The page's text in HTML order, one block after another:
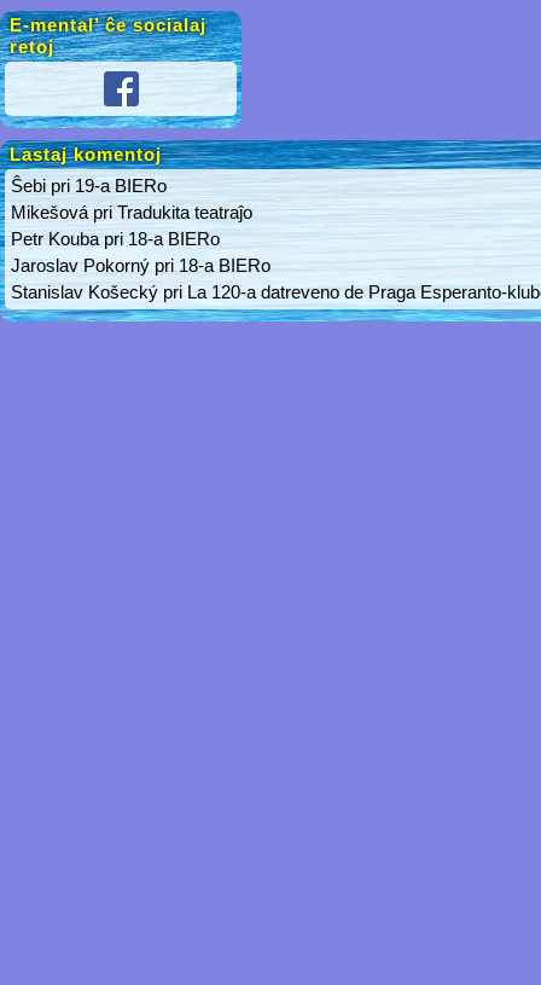
E-mental’ ĉe socialaj
retoj
Lastaj komentoj
Ŝebi pri 19-a BIERo
Mikešová pri Tradukita teatraĵo
Petr Kouba pri 18-a BIERo
Jaroslav Pokorný pri 18-a BIERo
Stanislav Košecký pri La 120-a datreveno de Praga Esperanto-